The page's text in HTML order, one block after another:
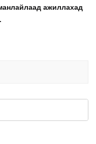
ажиллахад